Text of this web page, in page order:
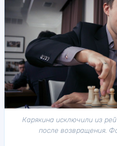
Карякина исключили из
после возвращения.